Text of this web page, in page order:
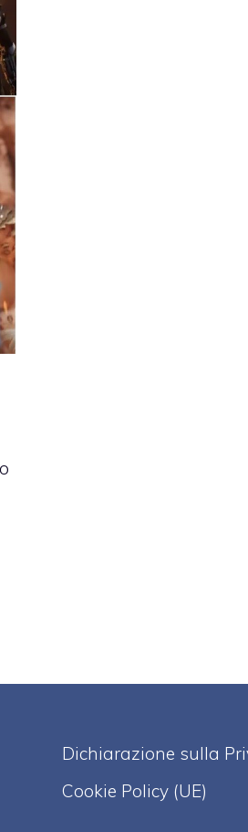
Dichiarazione sulla
Cookie Policy (UE)